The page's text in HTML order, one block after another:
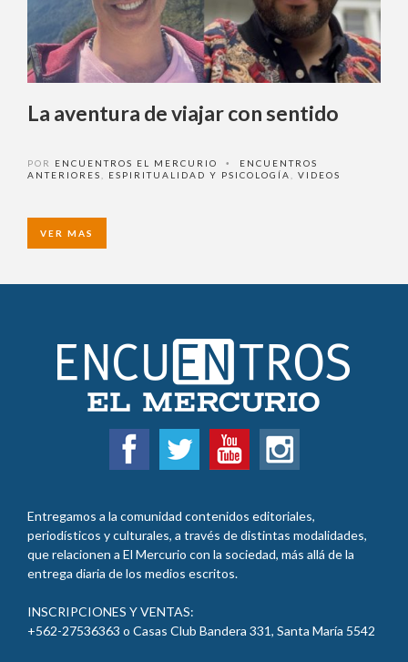
La aventura de viajar con sentido
POR ENCUENTROS EL MERCURIO •
ENCUENTROS
ANTERIORES
ESPIRITUALIDAD Y PSICOLOGÍA VIDEOS
VER MAS
Entregamos a la comunidad contenidos editoriales,
periodísticos y culturales, a través de distintas modalidades,
que relacionen a El Mercurio con la sociedad, más allá de la
entrega diaria de los medios escritos.
INSCRIPCIONES Y VENTAS:
+562-27536363 o Casas Club Bandera 331, Santa María 5542